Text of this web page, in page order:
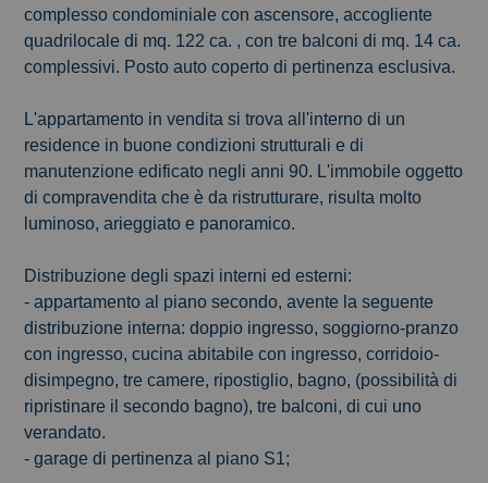
complesso condominiale con ascensore, accogliente
quadrilocale di mq. 122 ca. , con tre balconi di mq. 14 ca.
complessivi. Posto auto coperto di pertinenza esclusiva.
L'appartamento in vendita si trova all'interno di un
residence in buone condizioni strutturali e di
manutenzione edificato negli anni 90. L'immobile oggetto
di compravendita che è da ristrutturare, risulta molto
luminoso, arieggiato e panoramico.
Distribuzione degli spazi interni ed esterni:
- appartamento al piano secondo, avente la seguente
distribuzione interna: doppio ingresso, soggiorno-pranzo
con ingresso, cucina abitabile con ingresso, corridoio-
disimpegno, tre camere, ripostiglio, bagno, (possibilità di
ripristinare il secondo bagno), tre balconi, di cui uno
verandato.
- garage di pertinenza al piano S1;